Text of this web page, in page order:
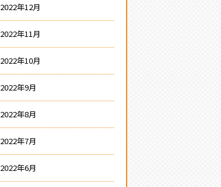
2022年12月
2022年11月
2022年10月
2022年9月
2022年8月
2022年7月
2022年6月